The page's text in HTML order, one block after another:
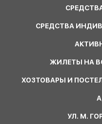
СРЕДСТВА
ЖИЛЕТЫ НА
ХОЗТОВАРЫ И
УЛ. М.